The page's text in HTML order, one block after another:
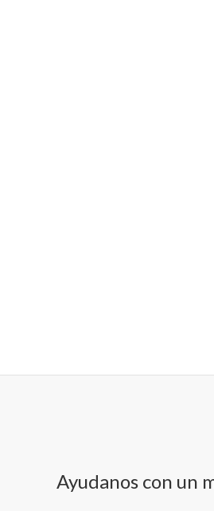
Ayudanos con un